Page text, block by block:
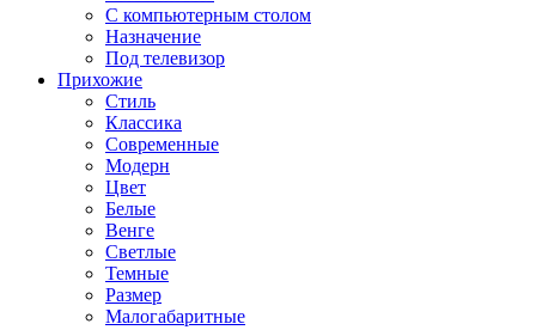
С компьютерным столом
Назначение
Под телевизор
Прихожие
Стиль
Классика
Современные
Модерн
Цвет
Белые
Венге
Светлые
Темные
Размер
Малогабаритные